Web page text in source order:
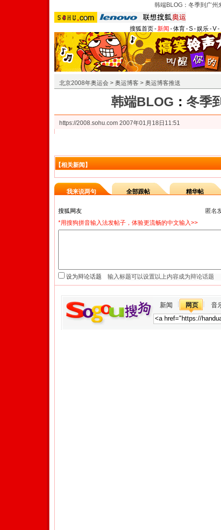
韩端BLOG： 冬季到广州
搜狐首页-新闻 -体育-S-娱乐-V-
北京2008年奥运会 > 奥运博客 > 奥运博客推送
韩端BLOG ： 冬季
https://2008.sohu.com 2007年01月18日11:51
【相关新闻】
我来说两句 全部跟帖 精华帖
匿名
*用搜狗拼音输入法发帖子，体验更流畅的中文输入>>
设为辩论话题
新闻 网页 音